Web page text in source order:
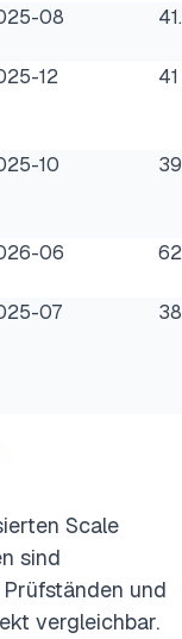
08
12 41
10
06
07
Scale
sind
und
vergleichbar.